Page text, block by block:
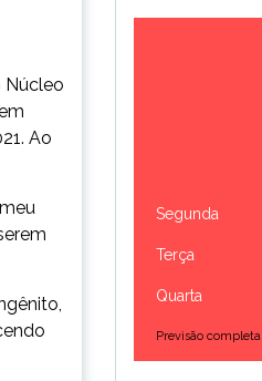
Núcleo
Ao
Segunda
Terça
Quarta
Previsão completa